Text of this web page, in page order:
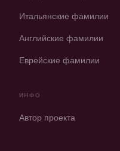
Итальянские фамилии
Английские фамилии
Еврейские фамилии
ИНФО
Автор проекта